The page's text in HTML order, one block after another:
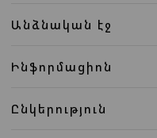
Անձնական էջ
Ինֆորմացիոն
Ընկերություն